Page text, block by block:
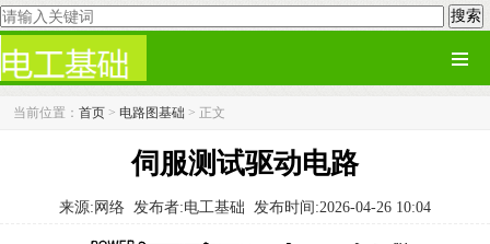
当前位置： 首页 > 电路图基础 > 正文
伺服测试驱动电路
来源:网络 发布者:电工基础 发布时间:2026-04-26 10:04